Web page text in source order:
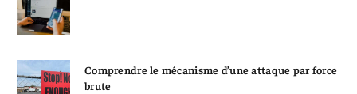
Comprendre le mécanisme d’une attaque par force
brute